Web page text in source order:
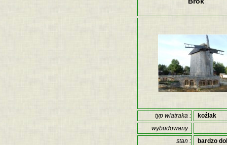
typ wiatraka :
koźlak
wybudowany :
stan :
bardzo